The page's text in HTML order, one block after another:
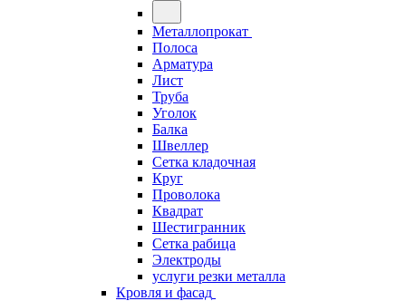
Металлопрокат
Полоса
Арматура
Лист
Труба
Уголок
Балка
Швеллер
Сетка кладочная
Круг
Проволока
Квадрат
Шестигранник
Сетка рабица
Электроды
услуги резки металла
Кровля и фасад